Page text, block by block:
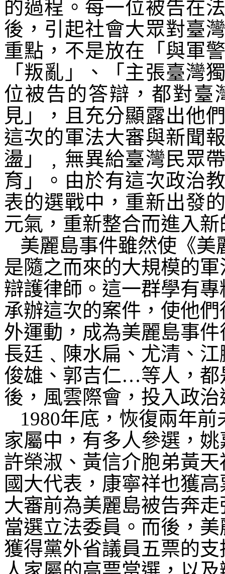
的過程。每一位被告在
後，引起社會大眾對臺
重點，不是放在「與軍
「叛亂」、「主張臺灣
位被告的答辯，都對臺
見」，且充分顯露出他
這次的軍法大審與新聞
盪」﹐無異給臺灣民眾
育」。由於有這次政治
表的選戰中，重新出發
元氣，重新整合而進入
美麗島事件雖然使《
是隨之而來的大規模的
辯護律師。這一群學有
承辦這次的案件，使他
外運動，成為美麗島事
長廷﹑陳水扁、尤清、
俊雄、郭吉仁…等人，
後，風雲際會，投入政
1980年底，恢復兩年
家屬中，有多人參選，
許榮淑、黃信介胞弟黃
國大代表，康寧祥也獲
大審前為美麗島被告奔
當選立法委員。而後，
獲得黨外省議員五票的